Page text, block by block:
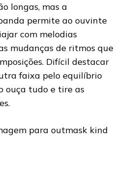
longas, mas a
permite ao ouvinte
com melodias
mudanças de ritmos que
Difícil destacar
faixa pelo equilíbrio
ouça tudo e tire as